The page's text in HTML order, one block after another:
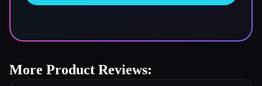
More Product Reviews: